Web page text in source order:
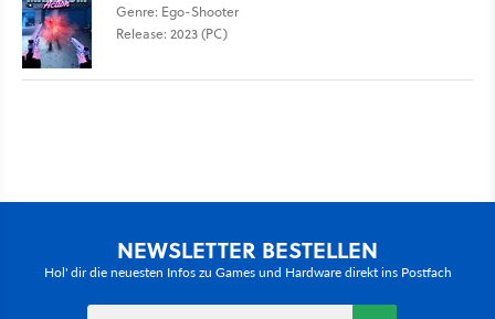
Genre: Ego-Shooter
Release: 2023 (PC)
NEWSLETTER BESTELLEN
Hol' dir die neuesten Infos zu Games und Hardware direkt ins Postfach